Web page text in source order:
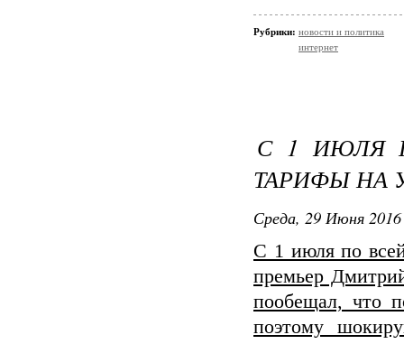
Рубрики: новости и политика
интернет
С 1 ИЮЛЯ
ТАРИФЫ НА
Среда, 29 Июня
С 1 июля по
премьер
пообещал, что
поэтому